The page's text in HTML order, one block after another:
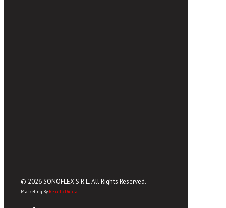
© 2026 SONOFLEX S.R.L. All Rights Reserved.
Marketing By Resulta Digital